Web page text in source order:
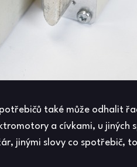
také může odhalit
a cívkami, u jiných
jinými slovy co spotřebič,